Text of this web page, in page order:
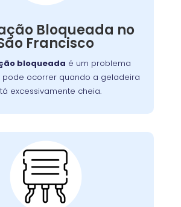
Bloqueada no
Francisco
bloqueada é um problema
pode ocorrer quando a geladeira
excessivamente cheia.
como também pode
ventilações
uma simples limpeza
possa resolver a situação
mais
pode ser necessário um
profissional
ou substituir as
ventilações.
com o
do Ventilador do